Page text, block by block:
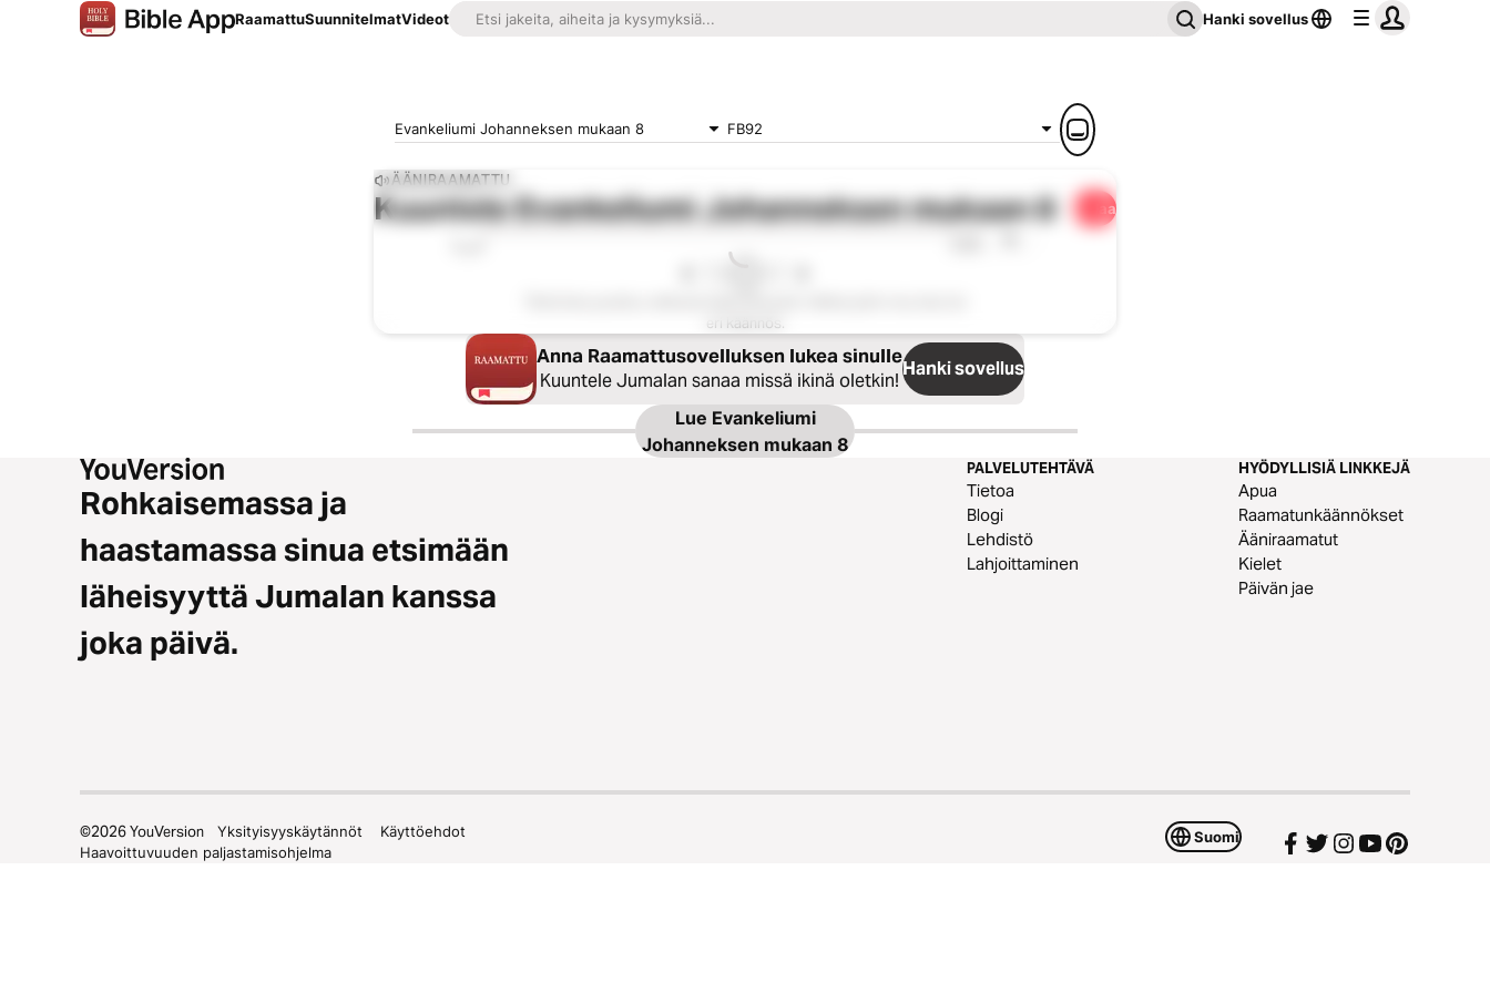
RaamattuSuunnitelmatVideot Hanki sovellus
Evankeliumi Johanneksen mukaan 8 FB92
ÄÄNIRAAMATTU
KuunteleEvankeliumi Johanneksen mukaan 8 Jaa
eri käännös.
Anna Raamattusovelluksen lukea sinulle
Kuuntele Jumalan sanaa missä ikinä oletkin!Hanki sovellus
Lue Evankeliumi
Johanneksen mukaan 8
Rohkaisemassa ja
haastamassa sinua etsimään
läheisyyttä Jumalan kanssa
joka päivä.
PALVELUTEHTÄVÄ
Tietoa
Blogi
Lehdistö
Lahjoittaminen
HYÖDYLLISIÄ LINKKEJÄ
Apua
Raamatunkäännökset
Ääniraamatut
Kielet
Päivän jae
Suomi
©2026YouVersion Yksityisyyskäytännöt
Käyttöehdot
Haavoittuvuuden paljastamisohjelma